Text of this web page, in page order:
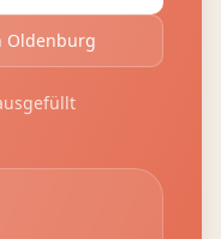
Oldenburg